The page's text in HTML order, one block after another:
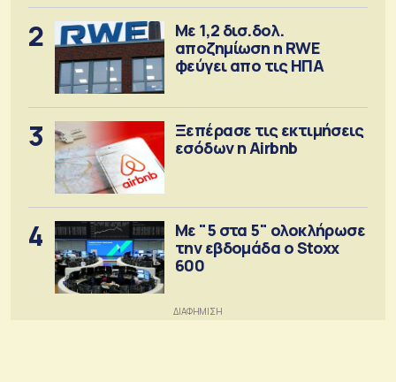
2
Με 1,2 δισ.δολ.
αποζημίωση η RWE
φεύγει απο τις ΗΠΑ
3
Ξεπέρασε τις εκτιμήσεις
εσόδων η Airbnb
4
Με "5 στα 5" ολοκλήρωσε
την εβδομάδα ο Stoxx
600